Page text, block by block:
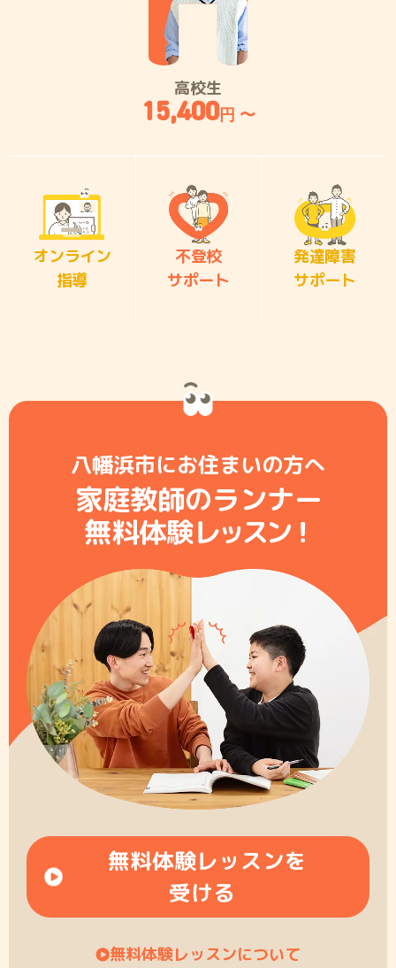
高校生
15,400円 〜
オンライン
指導
不登校
サポート
発達障害
サポート
八幡浜市にお住まいの方へ
家庭教師のランナー
無料体験レッスン！
無料体験レッスンを
受ける
無料体験レッスンについて